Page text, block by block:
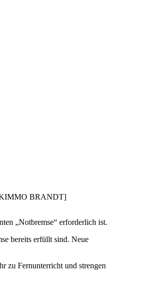
/ KIMMO BRANDT]
„Notbremse“ erforderlich ist.
bereits erfüllt sind. Neue
zu Fernunterricht und strengen